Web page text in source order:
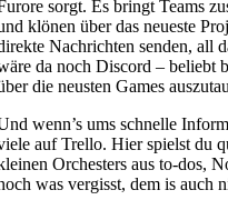
sorgt. Es bringt Teams
klönen über das neueste
Nachrichten senden, all
da noch Discord – beliebt
die neusten Games
wenn’s ums schnelle
auf Trello. Hier spielst du
Orchesters aus to-dos,
was vergisst, dem is auch